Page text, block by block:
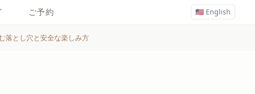
🇺🇸 English
ご予約
落とし穴と安全な楽しみ方